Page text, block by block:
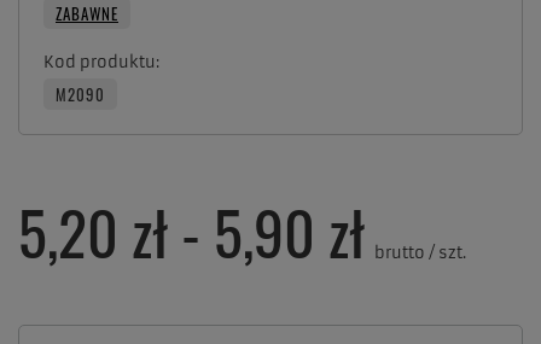
ZABAWNE
Kod produktu
M2090
5,20 zł- 5,90 zł brutto / szt.